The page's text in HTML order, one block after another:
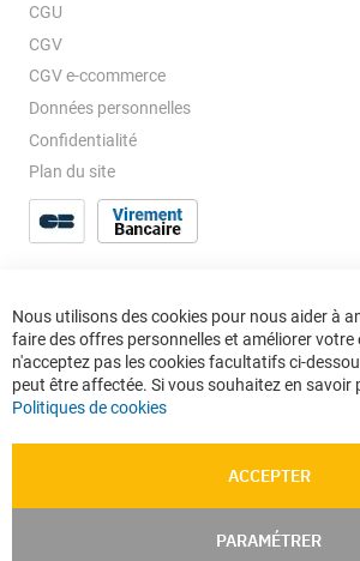
CGU
CGV
CGV e-ccommerce
Données personnelles
Confidentialité
Plan du site
Nous utilisons des cookies pour nous aider à
faire des offres personnelles et améliorer votre
n'acceptez pas les cookies facultatifs ci-
peut être affectée. Si vous souhaitez en savoir
Politiques de cookies
ACCEPTER
PARAMÉTRER